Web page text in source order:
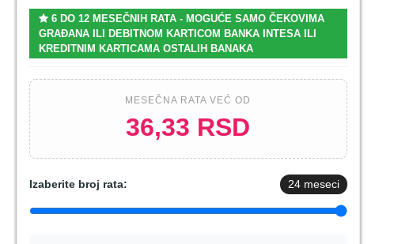
6 DO 12 MESEČNIH RATA - MOGUĆE SAMO ČEKOVIMA
GRAĐANA ILI DEBITNOM KARTICOM BANKA INTESA ILI
KREDITNIM KARTICAMA OSTALIH BANAKA
MESEČNA RATA VEĆ OD
36,33 RSD
Izaberite broj rata: 24meseci